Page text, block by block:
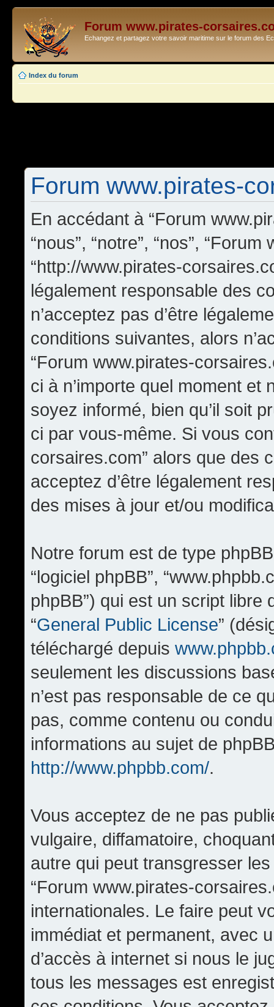
Forum www.pirates-
Echangez et partagez votre savoir maritime sur le forum des
Index du forum
Forum www.pirates-
En accédant à “Forum
“nous”, “notre”, “nos”,
“http://www.pirates-
légalement responsable des
n’acceptez pas d’être
conditions suivantes, alors
“Forum www.pirates-
ci à n’importe quel moment
soyez informé, bien qu’il soit
ci par vous-même. Si vous
corsaires.com” alors que des
acceptez d’être légalement
des mises à jour et/ou
Notre forum est de type phpBB
“logiciel phpBB”,
phpBB”) qui est un script
“General Public License”
téléchargé depuis
seulement les discussions
n’est pas responsable de ce
pas, comme contenu ou
informations au sujet de
http://www.phpbb.com/.
Vous acceptez de ne pas
vulgaire, diffamatoire,
autre qui peut transgresser
“Forum www.pirates-
internationales. Le faire peut
immédiat et permanent, avec
d’accès à internet si nous le
tous les messages est